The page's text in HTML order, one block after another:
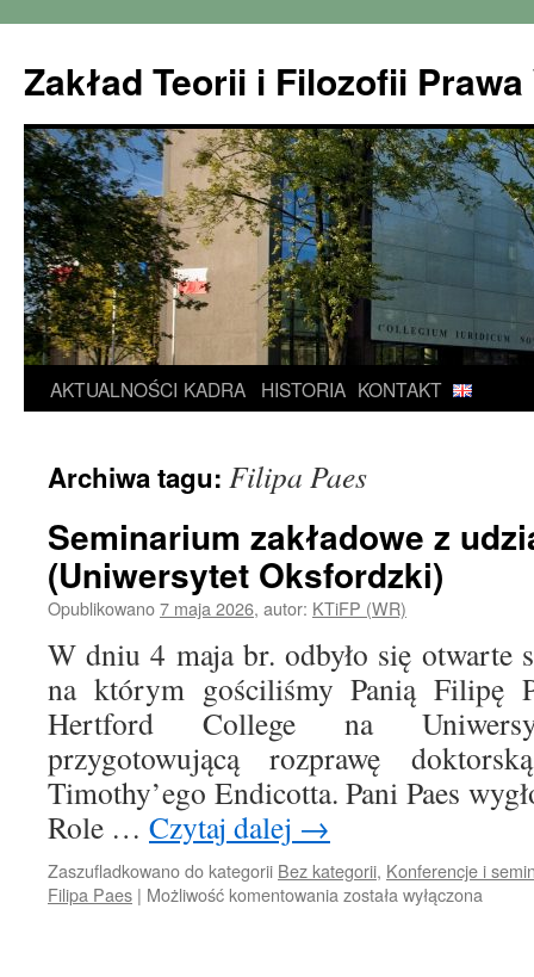
Zakład Teorii i Filozofii
Przejdź
treści
AKTUALNOŚCI KADRA HISTORIA KONTAKT
Archiwa tagu: Filipa Paes
Seminarium zakładowe z
(Uniwersytet Oksfordzki)
Opublikowano7 maja 2026, autor: KTiFP (WR)
W dniu 4 maja br. odbyło się otwarte
na którym gościliśmy Panią Filipę
Hertford College na
przygotowującą rozprawę
Timothy’ego Endicotta. Pani Paes
Role … Czytaj dalej →
Zaszufladkowano do kategorii Bez kategorii, Konferencje i
Filipa Paes | Możliwość komentowania Seminarium
została wyłączona